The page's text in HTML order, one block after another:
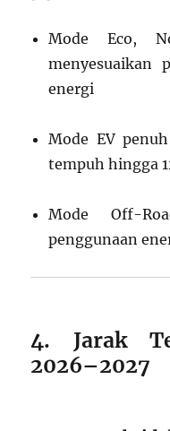
Mode Eco,
menyesuaikan
energi
Mode EV
tempuh hingga
Mode Off-
penggunaan
4. Jarak
2026–2027